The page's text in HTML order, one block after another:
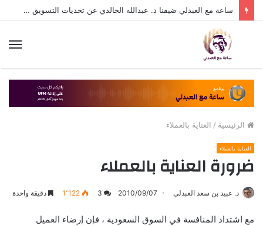
ساعة مع العبدلي ضيفنا د. عبدالله الخالدي عن تحديات التسويق في القطاع الثالث مع د. عبيد العبدلي
الرئيسية / العناية بالعملاء
العناية بالعملاء
ضرورة العناية بالعملاء
د. عبيد بن سعد العبدلي 2010/09/07
3 1٬122 دقيقة واحدة
مع اشتداد المنافسة في السوق السعودية ، فإن إرضاء العميل